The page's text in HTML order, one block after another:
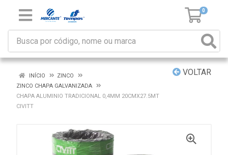
0
VOLTAR
INÍCIO
ZINCO
ZINCO CHAPA GALVANIZADA
CHAPA ALUMINIO TRADICIONAL 0,4MM 20CMX27.5MT
CIVITT